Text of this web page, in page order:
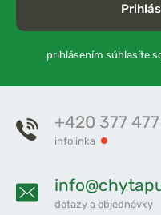
prihlásením súhlasíte
+420 377 477
infolinka
dotazy a objednávky